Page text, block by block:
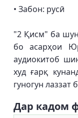
• Забон: русӣ
"2 Қисм" ба
бо асарҳои
аудиокитоб
худ ғарқ
гуногун лаззат
Дар кадом